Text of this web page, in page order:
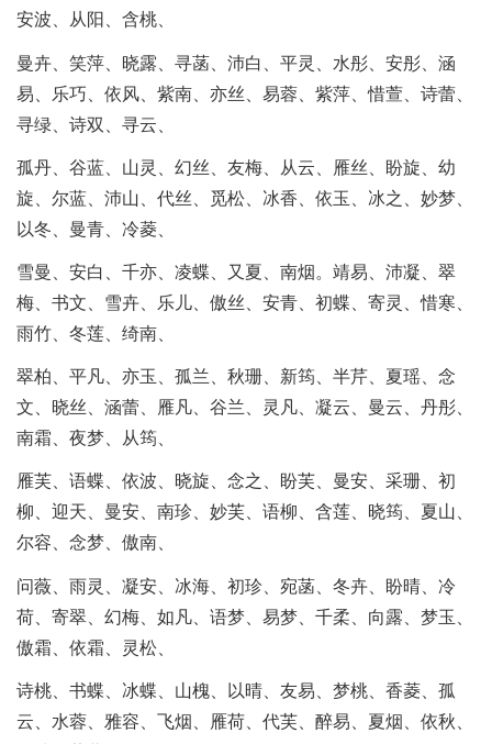
安波、从阳、含桃、
曼卉、笑萍、晓露、寻菡、沛白、平灵、水彤、安彤、涵
易、乐巧、依风、紫南、亦丝、易蓉、紫萍、惜萱、诗蕾、
寻绿、诗双、寻云、
孤丹、谷蓝、山灵、幻丝、友梅、从云、雁丝、盼旋、幼
旋、尔蓝、沛山、代丝、觅松、冰香、依玉、冰之、妙梦、
以冬、曼青、冷菱、
雪曼、安白、千亦、凌蝶、又夏、南烟。靖易、沛凝、翠
梅、书文、雪卉、乐儿、傲丝、安青、初蝶、寄灵、惜寒、
雨竹、冬莲、绮南、
翠柏、平凡、亦玉、孤兰、秋珊、新筠、半芹、夏瑶、念
文、晓丝、涵蕾、雁凡、谷兰、灵凡、凝云、曼云、丹彤、
南霜、夜梦、从筠、
雁芙、语蝶、依波、晓旋、念之、盼芙、曼安、采珊、初
柳、迎天、曼安、南珍、妙芙、语柳、含莲、晓筠、夏山、
尔容、念梦、傲南、
问薇、雨灵、凝安、冰海、初珍、宛菡、冬卉、盼晴、冷
荷、寄翠、幻梅、如凡、语梦、易梦、千柔、向露、梦玉、
傲霜、依霜、灵松、
诗桃、书蝶、冰蝶、山槐、以晴、友易、梦桃、香菱、孤
云、水蓉、雅容、飞烟、雁荷、代芙、醉易、夏烟、依秋、